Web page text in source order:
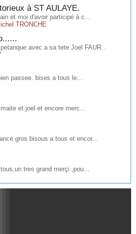
à ST AULAYE.
et moi d'avoir participé à c...
TRONCHE
avec a sa tete Joel FAUR...
passee. bises a tous le...
et joel et encore merc...
gros bisous a tous et encor...
tres grand merçi ,pou...